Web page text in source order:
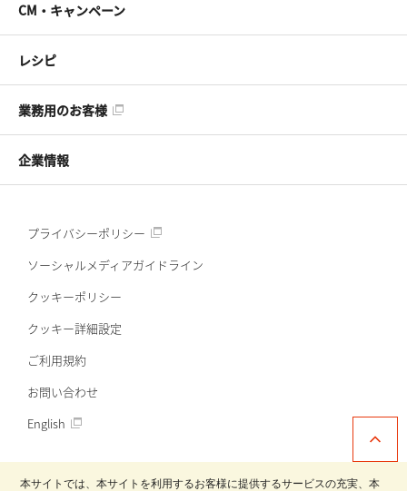
CM・キャンペーン
レシピ
業務用のお客様
企業情報
プライバシーポリシー
ソーシャルメディアガイドライン
クッキーポリシー
クッキー詳細設定
ご利用規約
お問い合わせ
English
本サイトでは、本サイトを利用するお客様に提供するサービスの充実、本